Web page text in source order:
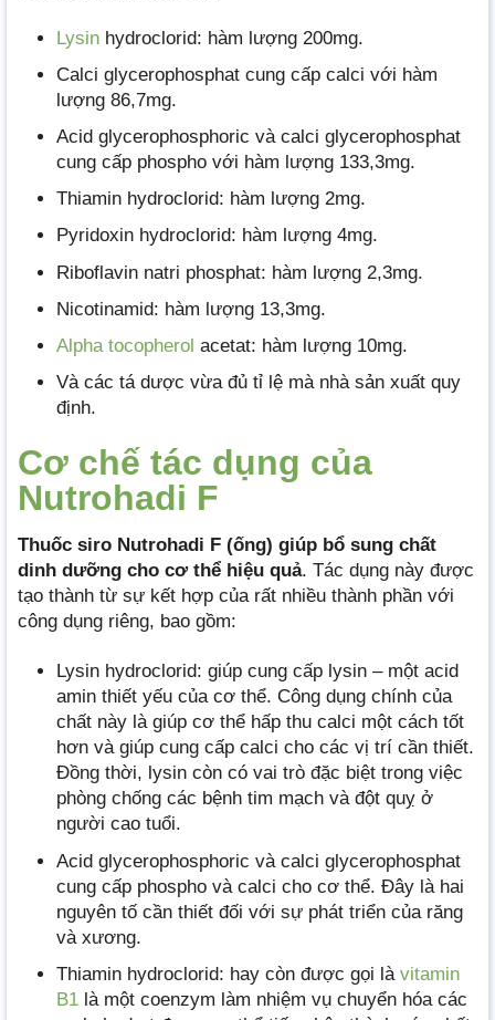
Lysin hydroclorid: hàm lượng 200mg.
Calci glycerophosphat cung cấp calci với hàm
lượng 86,7mg.
Acid glycerophosphoric và calci glycerophosphat
cung cấp phospho với hàm lượng 133,3mg.
Thiamin hydroclorid: hàm lượng 2mg.
Pyridoxin hydroclorid: hàm lượng 4mg.
Riboflavin natri phosphat: hàm lượng 2,3mg.
Nicotinamid: hàm lượng 13,3mg.
Alpha tocopherol acetat: hàm lượng 10mg.
Và các tá dược vừa đủ tỉ lệ mà nhà sản xuất quy
định.
Cơ chế tác dụng của
Nutrohadi F
Thuốc siro Nutrohadi F (ống) giúp bổ sung chất
dinh dưỡng cho cơ thể hiệu quả. Tác dụng này được
tạo thành từ sự kết hợp của rất nhiều thành phần với
công dụng riêng, bao gồm:
Lysin hydroclorid: giúp cung cấp lysin – một acid
amin thiết yếu của cơ thể. Công dụng chính của
chất này là giúp cơ thể hấp thu calci một cách tốt
hơn và giúp cung cấp calci cho các vị trí cần thiết.
Đồng thời, lysin còn có vai trò đặc biệt trong việc
phòng chống các bệnh tim mạch và đột quỵ ở
người cao tuổi.
Acid glycerophosphoric và calci glycerophosphat
cung cấp phospho và calci cho cơ thể. Đây là hai
nguyên tố cần thiết đối với sự phát triển của răng
và xương.
Thiamin hydroclorid: hay còn được gọi là vitamin
B1 là một coenzym làm nhiệm vụ chuyển hóa các